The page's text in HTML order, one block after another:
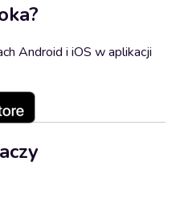
Android i iOS w aplikacji